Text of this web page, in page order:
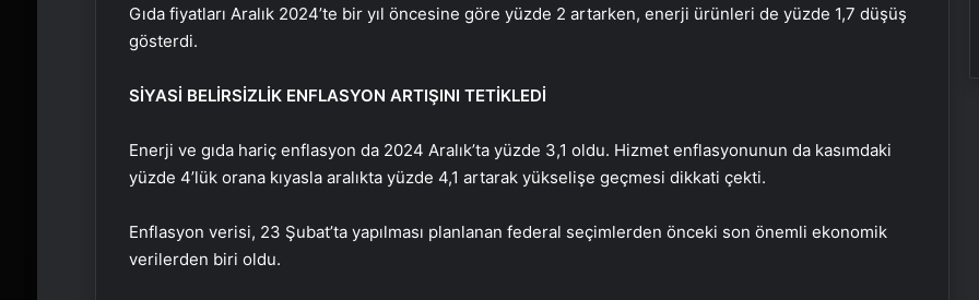
Gıda fiyatları Aralık 2024’te bir yıl öncesine göre yüzde 2 artarken, enerji ürünleri de yüzde 1,7 düşüş
gösterdi.
SİYASİ BELİRSİZLİK ENFLASYON ARTIŞINI TETİKLEDİ
Enerji ve gıda hariç enflasyon da 2024 Aralık’ta yüzde 3,1 oldu. Hizmet enflasyonunun da kasımdaki
yüzde 4’lük orana kıyasla aralıkta yüzde 4,1 artarak yükselişe geçmesi dikkati çekti.
Enflasyon verisi, 23 Şubat’ta yapılması planlanan federal seçimlerden önceki son önemli ekonomik
verilerden biri oldu.